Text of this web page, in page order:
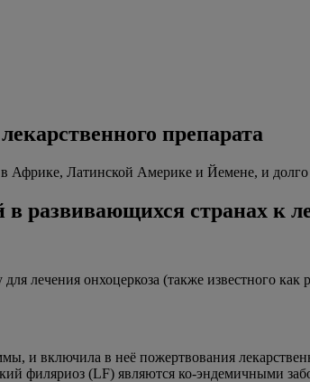
препарата
Африке, Латинской Америке и Йемене, и
развивающихся странах к
лечения онхоцеркоза (также известного как
и включила в неё пожертвования
филяриоз (LF) являются ко-эндемичными